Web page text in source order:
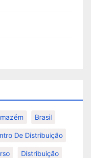
Brasil
De Distribuição
Distribuição